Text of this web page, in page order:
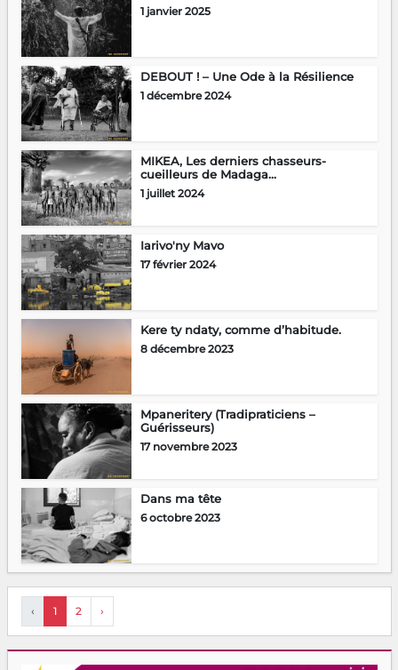
1 janvier 2025
DEBOUT ! – Une Ode à la Résilience
1 décembre 2024
MIKEA, Les derniers chasseurs-
cueilleurs de Madaga...
1 juillet 2024
Iarivo'ny Mavo
17 février 2024
Kere ty ndaty, comme d’habitude.
8 décembre 2023
Mpaneritery (Tradipraticiens –
Guérisseurs)
17 novembre 2023
Dans ma tête
6 octobre 2023
‹ 1 2 ›